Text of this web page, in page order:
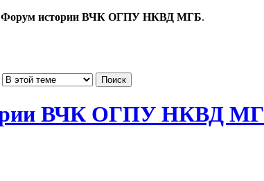
Форум истории ВЧК ОГПУ НКВД МГБ.